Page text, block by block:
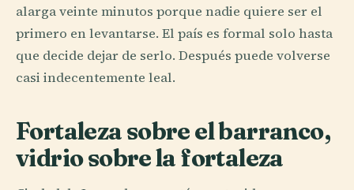
alarga veinte minutos porque nadie quiere ser el
primero en levantarse. El país es formal solo hasta
que decide dejar de serlo. Después puede volverse
casi indecentemente leal.
Fortaleza sobre el barranco,
vidrio sobre la fortaleza